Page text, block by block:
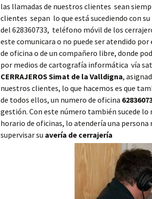
Cerrajero Ayora
Cerrajero Barx
Cerrajero Barxeta
Cerrajero Bèlgida
Cerrajero Bellreguard
Cerrajero Bellús
Cerrajero Benagéber
las llamadas de nuestros clientes sean
clientes sepan lo que está sucediendo con
del 628360733, teléfono móvil de los
este comunicara o no puede ser atendido
de oficina o de un compañero libre, donde
por medios de cartografía informática vía
CERRAJEROS Simat de la Valldigna,
nuestros clientes, lo que hacemos es que
de todos ellos, un numero de oficina
gestión. Con este número también sucede lo
horario de oficinas, lo atendería una persona
supervisar su avería de cerrajería